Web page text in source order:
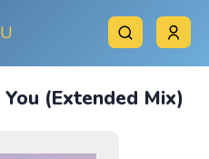
(Extended Mix)